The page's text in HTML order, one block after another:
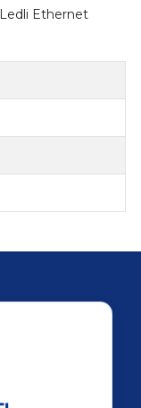
Ledli Ethernet